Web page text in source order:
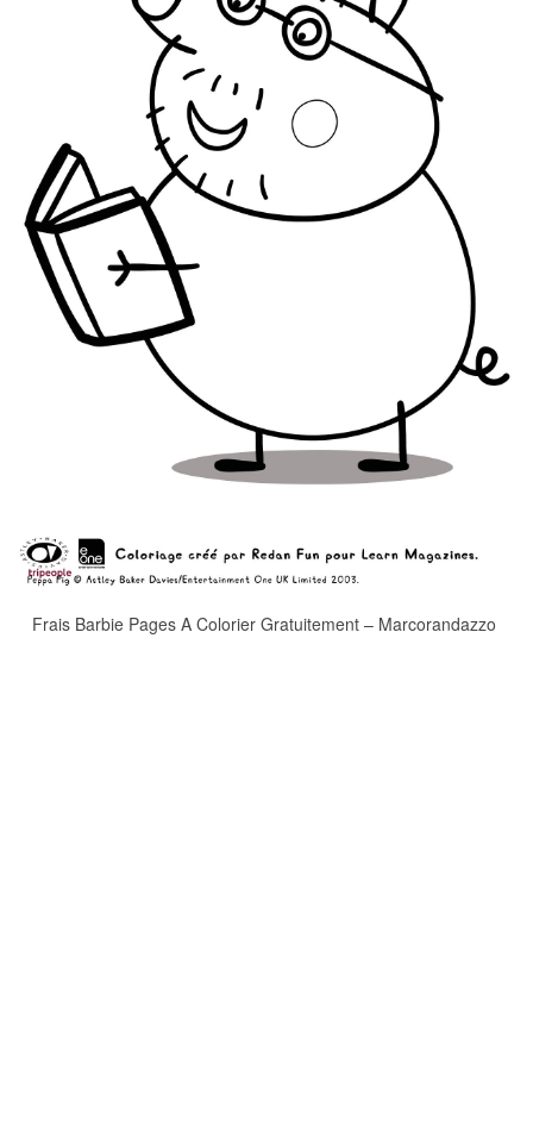
Frais Barbie Pages A Colorier Gratuitement – Marcorandazzo